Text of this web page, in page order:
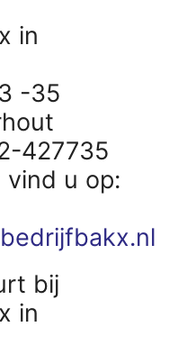
in
-35
427735
vind u op:
bij
in